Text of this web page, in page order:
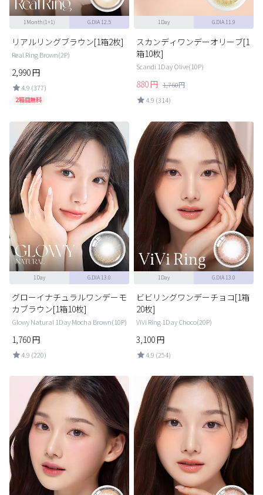
1Month(1+1) G.DIA 12.5
リアルリングブラウン[1箱2枚]
Real Ring Brown(2P)
2,990円
4.9 (377)
2箱目無料
1Day G.DIA 11.9
スカンディワンデーオリーブ[1
箱10枚]
Scandi 1Day Olive(10P)
880 円 1,760円
4.9 (314)
1Day G.DIA 13.0
グローイナチュラルワンデーモ
カブラウン[1箱10枚]
Glowy Natural 1Day Mocha Brown(10P)
1,760円
4.9 (220)
1Day G.DIA 13.0
ビビリングワンデーチョコ[1箱
20枚]
ViVi Ring 1Day Choco(20P)
3,100円
4.9 (254)